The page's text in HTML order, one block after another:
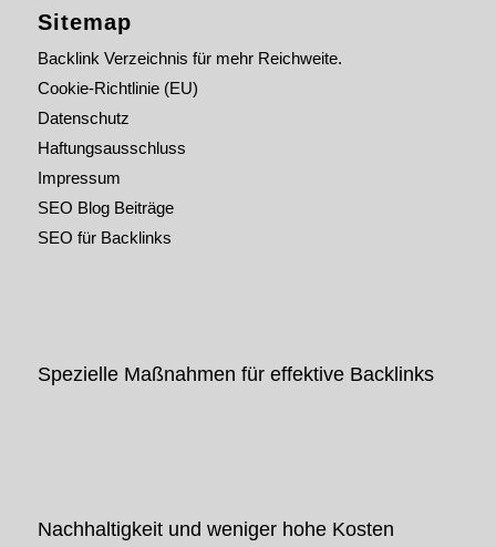
Sitemap
Backlink Verzeichnis für mehr Reichweite.
Cookie-Richtlinie (EU)
Datenschutz
Haftungsausschluss
Impressum
SEO Blog Beiträge
SEO für Backlinks
Spezielle Maßnahmen für effektive Backlinks
Nachhaltigkeit und weniger hohe Kosten